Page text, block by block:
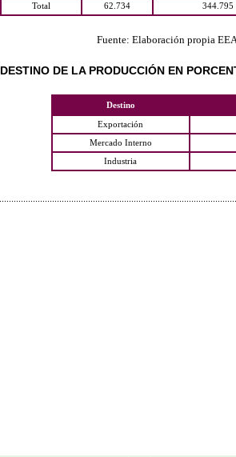
Total
62.734 344.795
Fuente: Elaboración propia
DESTINO DE LA PRODUCCIÓN EN
Destino
Exportación
Mercado Interno
Industria